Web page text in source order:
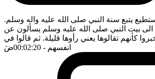
يتبع سنة النبي صلى الله عليه واله وسلم.
الى بيت النبي صلى الله عليه وسلم يسألون عن
كأنهم تقالوها يعني رأوها قليلة. ثم قالوا في
انفسهم - 00:02:20 ضَ